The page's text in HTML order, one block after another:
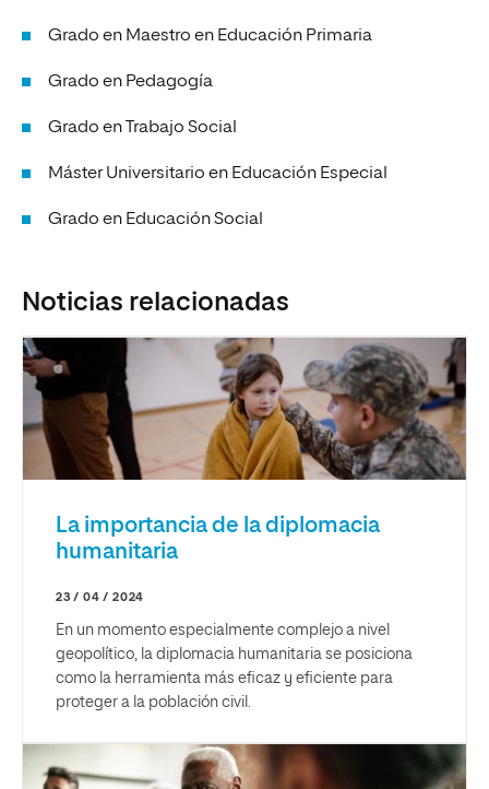
Grado en Maestro en Educación Primaria
Grado en Pedagogía
Grado en Trabajo Social
Máster Universitario en Educación Especial
Grado en Educación Social
Noticias relacionadas
La importancia de la diplomacia
humanitaria
23 / 04 / 2024
En un momento especialmente complejo a nivel
geopolítico, la diplomacia humanitaria se posiciona
como la herramienta más eficaz y eficiente para
proteger a la población civil.